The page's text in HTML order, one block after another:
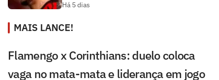
Há 5 dias
MAIS LANCE!
Flamengo x Corinthians: duelo coloca
vaga no mata-mata e liderança em jogo